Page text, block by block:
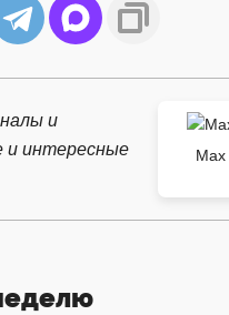
и
и интересные
Max